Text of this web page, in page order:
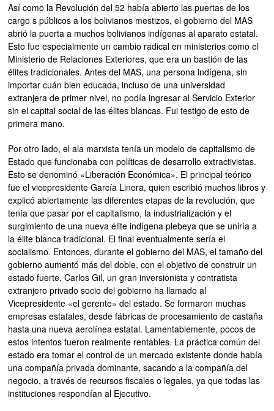
Así como la Revolución del 52 había abierto las puertas de los
cargo s públicos a los bolivianos mestizos, el gobierno del MAS
abrió la puerta a muchos bolivianos indígenas al aparato estatal.
Esto fue especialmente un cambio radical en ministerios como el
Ministerio de Relaciones Exteriores, que era un bastión de las
élites tradicionales. Antes del MAS, una persona indígena, sin
importar cuán bien educada, incluso de una universidad
extranjera de primer nivel, no podía ingresar al Servicio Exterior
sin el capital social de las élites blancas. Fui testigo de esto de
primera mano.
Por otro lado, el ala marxista tenía un modelo de capitalismo de
Estado que funcionaba con políticas de desarrollo extractivistas.
Esto se denominó «Liberación Económica». El principal teórico
fue el vicepresidente García Linera, quien escribió muchos libros y
explicó abiertamente las diferentes etapas de la revolución, que
tenía que pasar por el capitalismo, la industrialización y el
surgimiento de una nueva élite indígena plebeya que se uniría a
la élite blanca tradicional. El final eventualmente sería el
socialismo. Entonces, durante el gobierno del MAS, el tamaño del
gobierno aumentó más del doble, con el objetivo de construir un
estado fuerte. Carlos Gil, un gran inversionista y contratista
extranjero privado socio del gobierno ha llamado al
Vicepresidente «el gerente» del estado. Se formaron muchas
empresas estatales, desde fábricas de procesamiento de castaña
hasta una nueva aerolínea estatal. Lamentablemente, pocos de
estos intentos fueron realmente rentables. La práctica común del
estado era tomar el control de un mercado existente donde había
una compañía privada dominante, sacando a la compañía del
negocio, a través de recursos fiscales o legales, ya que todas las
instituciones respondían al Ejecutivo.